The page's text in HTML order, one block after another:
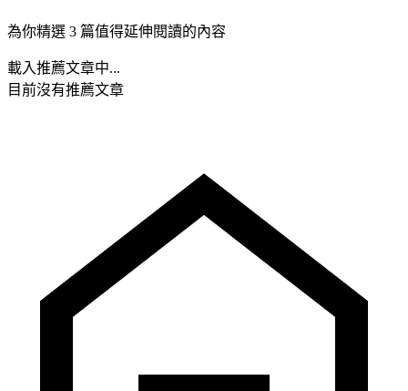
為你精選 3 篇值得延伸閱讀的內容
載入推薦文章中...
目前沒有推薦文章